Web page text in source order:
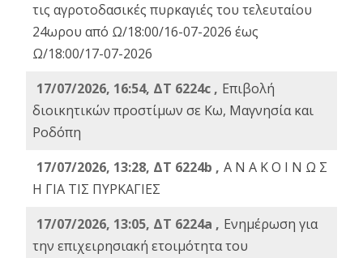
τις αγροτοδασικές πυρκαγιές του τελευταίου
24ωρου από Ω/18:00/16-07-2026 έως
Ω/18:00/17-07-2026
17/07/2026, 16:54, ΔΤ 6224c , Επιβολή
διοικητικών προστίμων σε Κω, Μαγνησία και
Ροδόπη
17/07/2026, 13:28, ΔΤ 6224b , Α Ν Α Κ Ο Ι Ν Ω Σ
Η ΓΙΑ ΤΙΣ ΠΥΡΚΑΓΙΕΣ
17/07/2026, 13:05, ΔΤ 6224a , Ενημέρωση για
την επιχειρησιακή ετοιμότητα του